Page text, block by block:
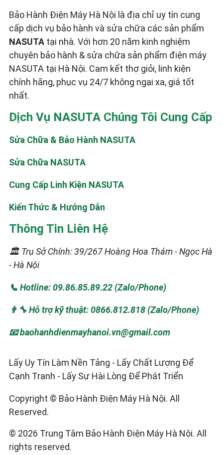
Bảo Hành Điện Máy Hà Nội là địa chỉ uy tín cung
cấp dịch vụ bảo hành và sửa chữa các sản phẩm
NASUTA tại nhà. Với hơn 20 năm kinh nghiệm
chuyên bảo hành & sửa chữa sản phẩm điện máy
NASUTA tại Hà Nội. Cam kết thợ giỏi, linh kiện
chính hãng, phục vụ 24/7 không ngại xa, giá tốt
nhất.
Dịch Vụ NASUTA Chúng Tôi Cung Cấp
Sửa Chữa & Bảo Hành NASUTA
Sửa Chữa NASUTA
Cung Cấp Linh Kiện NASUTA
Kiến Thức & Hướng Dẫn
Thông Tin Liên Hệ
🏛️ Trụ Sở Chính: 39/267 Hoàng Hoa Thám - Ngọc Hà
- Hà Nội
📞 Hotline: 09.86.85.89.22 (Zalo/Phone)
👨‍🔧 Hỗ trợ kỹ thuật: 0866.812.818 (Zalo/Phone)
📧 baohanhdienmayhanoi.vn@gmail.com
Lấy Uy Tín Làm Nền Tảng - Lấy Chất Lượng Để
Cạnh Tranh - Lấy Sự Hài Lòng Để Phát Triển
Copyright © Bảo Hành Điện Máy Hà Nội. All
Reserved.
© 2026 Trung Tâm Bảo Hành Điện Máy Hà Nội. All
rights reserved.